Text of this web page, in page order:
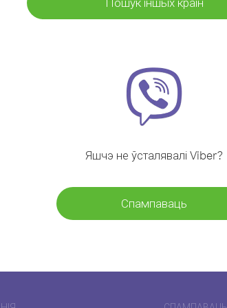
Яшчэ не ўсталявалі Viber?
Спампаваць